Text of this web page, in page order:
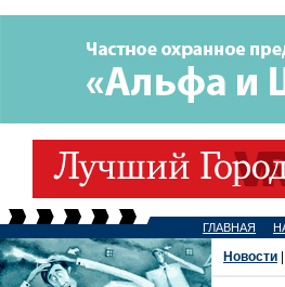
ГЛАВНАЯ
Новости